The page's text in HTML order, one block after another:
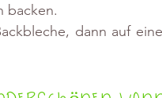
backen.
dann auf